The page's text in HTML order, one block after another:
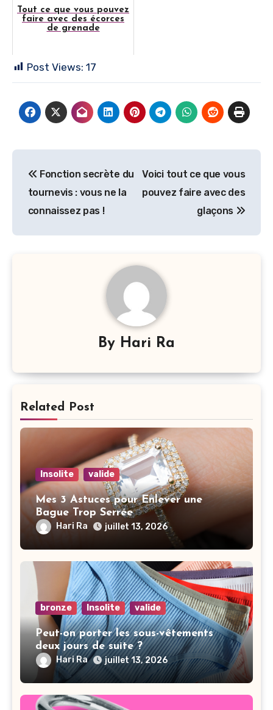
Tout ce que vous pouvez
faire avec des écorces
de grenade
Post Views: 17
de
l’article
Fonction secrète du
tournevis : vous ne la
connaissez pas !
Voici tout ce que vous
pouvez faire avec des
glaçons
By Hari Ra
Related Post
Insolite valide
Mes 3 Astuces pour Enlever une
Bague Trop Serrée
Hari Ra juillet 13, 2026
bronze Insolite valide
Peut-on porter les sous-vêtements
deux jours de suite ?
Hari Ra juillet 13, 2026